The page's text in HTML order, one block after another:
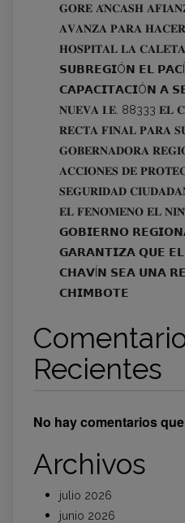
𝐆𝐎𝐑𝐄 𝐀́𝐍𝐂𝐀𝐒𝐇
𝐀𝐕𝐀𝐍𝐙𝐀 𝐏𝐀𝐑𝐀
𝐇𝐎𝐒𝐏𝐈𝐓𝐀𝐋 𝐋𝐀 𝐂𝐀𝐋𝐄𝐓𝐀
𝗦𝗨𝗕𝗥𝗘𝗚𝗜Ó𝗡 𝗘𝗟
𝗖𝗔𝗣𝗔𝗖𝗜𝗧𝗔𝗖𝗜Ó𝗡 𝗔
𝐍𝐔𝐄𝐕𝐀 𝐈.𝐄. 88333 𝐄𝐋
𝐑𝐄𝐂𝐓𝐀 𝐅𝐈𝐍𝐀𝐋 𝐏𝐀𝐑𝐀
𝐆𝐎𝐁𝐄𝐑𝐍𝐀𝐃𝐎𝐑𝐀
𝐀𝐂𝐂𝐈𝐎𝐍𝐄𝐒 𝐃𝐄
𝐒𝐄𝐆𝐔𝐑𝐈𝐃𝐀𝐃
𝐄𝐋 𝐅𝐄𝐍𝐎́𝐌𝐄𝐍𝐎 𝐄𝐋
𝗚𝗢𝗕𝗜𝗘𝗥𝗡𝗢
𝗚𝗔𝗥𝗔𝗡𝗧𝗜𝗭𝗔 𝗤𝗨𝗘
𝗖𝗛𝗔𝗩Í𝗡 𝗦𝗘𝗔 𝗨𝗡𝗔
𝗖𝗛𝗜𝗠𝗕𝗢𝗧𝗘
Recientes
No hay comentarios
Archivos
julio 2026
junio 2026